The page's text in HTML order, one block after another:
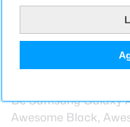
rekenen op Android
Samsung
DeSamsung Galaxy
Awesome Black,